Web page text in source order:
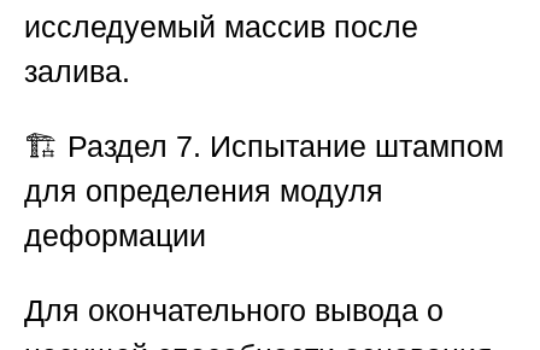
исследуемый массив после
залива.
🏗️ Раздел 7. Испытание штампом
для определения модуля
деформации
Для окончательного вывода о